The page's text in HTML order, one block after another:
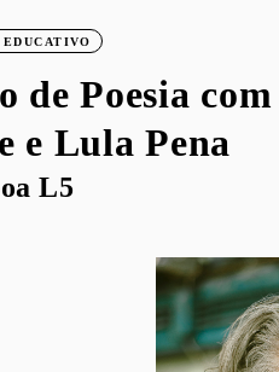
de Poesia
e Lula Pena
L5